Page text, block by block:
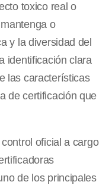
toxico real o
o
y la diversidad del
identificación clara
las características
de certificación que
oficial a cargo
de los principales